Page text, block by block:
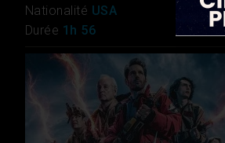
Nationalité USA
Durée 1h 56